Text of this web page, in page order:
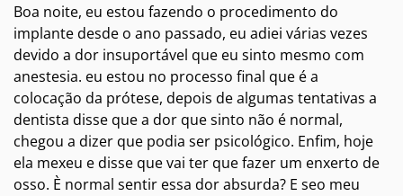
Boa noite, eu estou fazendo o procedimento do
implante desde o ano passado, eu adiei várias vezes
devido a dor insuportável que eu sinto mesmo com
anestesia. eu estou no processo final que é a
colocação da prótese, depois de algumas tentativas a
dentista disse que a dor que sinto não é normal,
chegou a dizer que podia ser psicológico. Enfim, hoje
ela mexeu e disse que vai ter que fazer um enxerto de
osso. È normal sentir essa dor absurda? E seo meu